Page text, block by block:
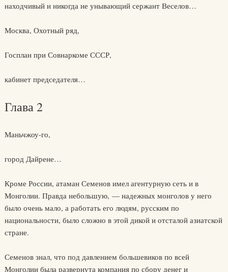
находчивый и никогда не унывающий сержант Веселов…
Москва, Охотный ряд,
Госплан при Совнаркоме СССР,
кабинет председателя…
Глава 2
Маньчжоу-го,
город Дайрене…
Кроме России, атаман Семенов имел агентурную сеть и в
Монголии. Правда небольшую, — надежных монголов у него
было очень мало, а работать его людям, русским по
национальности, было сложно в этой дикой и отсталой азиатской
стране.
Семенов знал, что под давлением большевиков по всей
Монголии была развернута компания по сбору денег и